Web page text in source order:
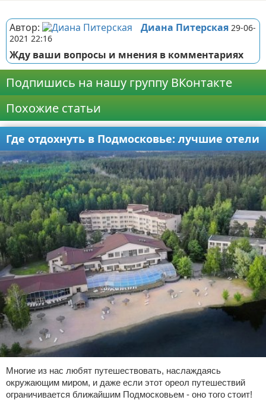
Автор: Диана Питерская 29-06-
2021 22:16
Жду ваши вопросы и мнения в комментариях
Подпишись на нашу группу ВКонтакте
Похожие статьи
Где отдохнуть в Подмосковье: лучшие отели
Многие из нас любят путешествовать, наслаждаясь
окружающим миром, и даже если этот ореол путешествий
ограничивается ближайшим Подмосковьем - оно того стоит!